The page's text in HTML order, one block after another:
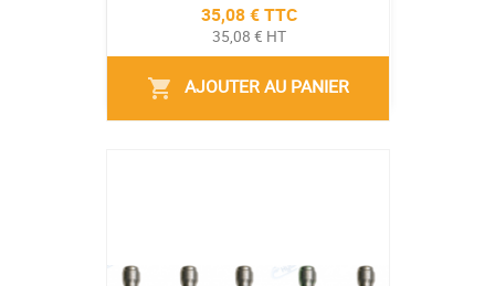
Prix
35,08 € TTC
35,08 € HT
shopping_cart AJOUTER AU PANIER